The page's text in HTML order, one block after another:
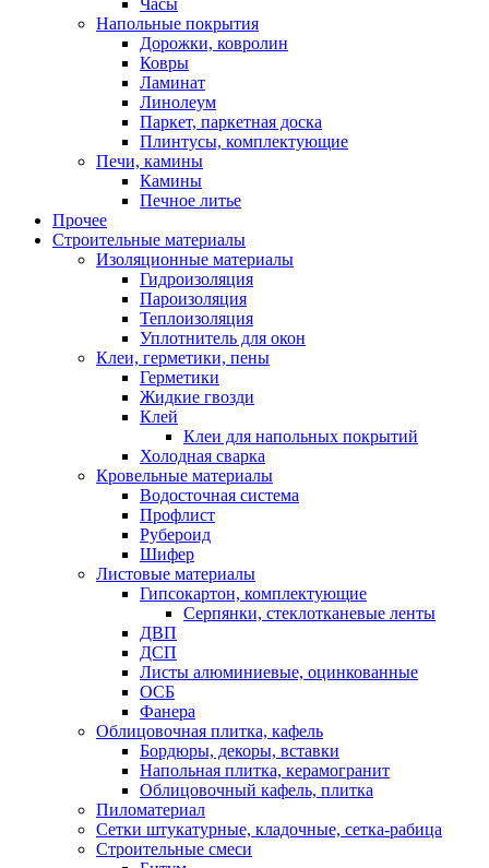
Напольные покрытия
Дорожки, ковролин
Ковры
Ламинат
Линолеум
Паркет, паркетная доска
Плинтусы, комплектующие
Печи, камины
Камины
Печное литье
Прочее
Строительные материалы
Изоляционные материалы
Гидроизоляция
Пароизоляция
Теплоизоляция
Уплотнитель для окон
Клеи, герметики, пены
Герметики
Жидкие гвозди
Клей
Клеи для напольных покрытий
Холодная сварка
Кровельные материалы
Водосточная система
Профлист
Рубероид
Шифер
Листовые материалы
Гипсокартон, комплектующие
Серпянки, стеклотканевые ленты
ДВП
ДСП
Листы алюминиевые, оцинкованные
ОСБ
Фанера
Облицовочная плитка, кафель
Бордюры, декоры, вставки
Напольная плитка, керамогранит
Облицовочный кафель, плитка
Пиломатериал
Сетки штукатурные, кладочные, сетка-рабица
Строительные смеси